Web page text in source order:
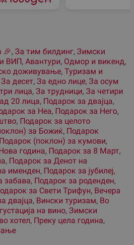
🎉, За тим билдинг, Зимски
ВИП, Авантури, Одмор и викенд,
доживување, Туризам и
За десет, За едно лице, За осум
лица, За трудници, За четири
20 лица, Подарок за двајца,
за Неа, Подарок за Него,
, Подарок за целото
за Божиќ, Подарок
Подарок (поклон) за кумови,
година, Подарок за 8 Март,
, Подарок за Денот на
именден, Подарок за јубилеј,
забава, Подарок за роденден,
за Свети Трифун, Вечера
двајца, Вински туризам, Во
на вино, Зимски
хотел, Преку цела година,